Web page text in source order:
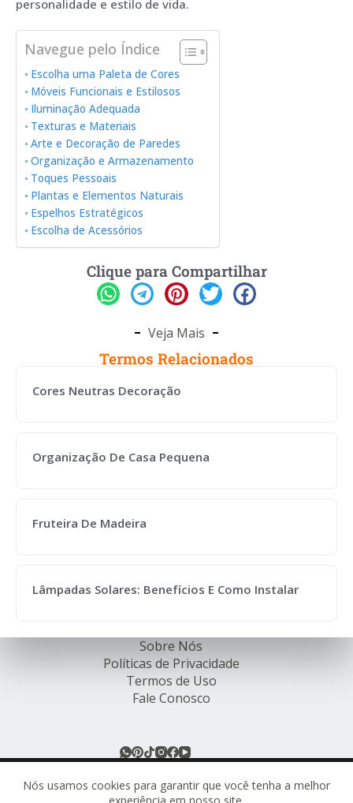
Nós usamos cookies para garantir que você tenha a melhor
personalidade e estilo de vida.
Navegue pelo Índice
Escolha uma Paleta de Cores
Móveis Funcionais e Estilosos
Iluminação Adequada
Texturas e Materiais
Arte e Decoração de Paredes
Organização e Armazenamento
Toques Pessoais
Plantas e Elementos Naturais
Espelhos Estratégicos
Escolha de Acessórios
Clique para Compartilhar
Veja Mais
Termos Relacionados
Cores Neutras Decoração
Organização De Casa Pequena
Fruteira De Madeira
Lâmpadas Solares: Benefícios E Como Instalar
Sobre Nós
Políticas de Privacidade
Termos de Uso
Fale Conosco
© Rede de Ofertas Online - TODOS OS DIREITOS
RESERVADOS.